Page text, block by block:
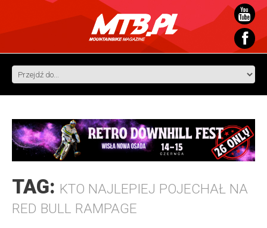
TAG: KTO NAJLEPIEJ POJECHAŁ NA
RED BULL RAMPAGE